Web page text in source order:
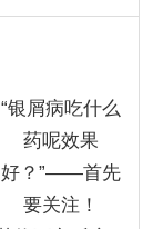
“银屑病吃什么
药呢效果
好？”——首先
要关注！